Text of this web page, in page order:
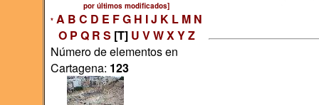
por últimos modificados]
* A B C D E FG H IJ K L M N
O P Q R S [T] U VWXYZ
Número de elementos en
Cartagena: 123